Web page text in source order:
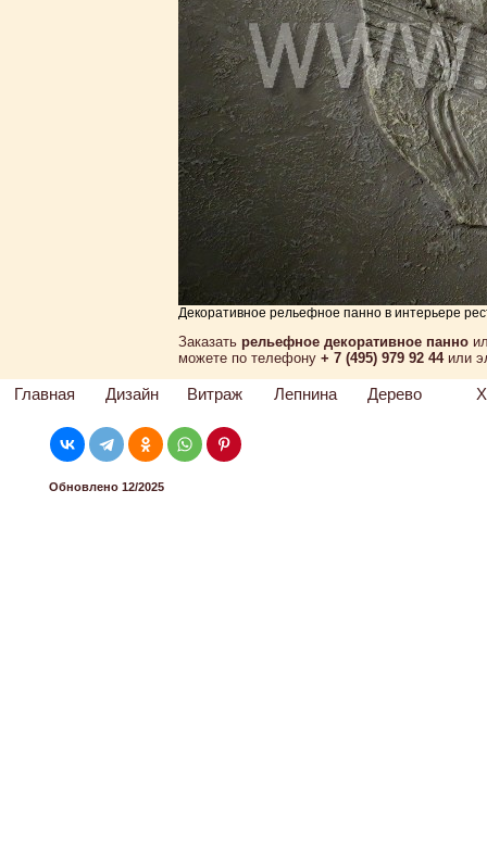
Декоративное рельефное панно в интерьере
Заказать рельефное декоративное панно
можете по телефону + 7 (495) 979 92 44или
Главная Дизайн Витраж Лепнина Дерево
Обновлено 12/2025